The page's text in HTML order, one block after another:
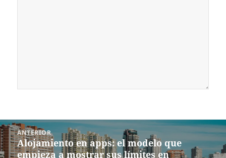
Navegación
de
entradas
ANTERIOR
Entrada
anterior:
Alojamiento en apps: el modelo que
empieza a mostrar sus límites en